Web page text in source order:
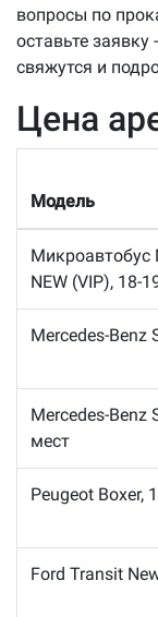
вопросы по
оставьте
свяжутся и
Цена
Модель
Микроавтобус
NEW (VIP), 18-
Mercedes-Benz
Mercedes-Benz
мест
Peugeot Boxer,
Ford Transit